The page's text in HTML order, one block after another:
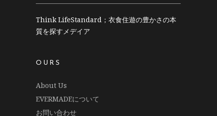
Think LifeStandard；衣食住遊の豊かさの本
質を探すメデイア
OURS
About Us
EVERMADEについて
お問い合わせ